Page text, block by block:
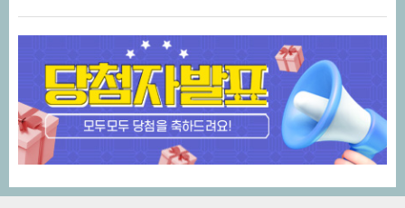
신승훈 - 날 울리지 마
김동률 - 너의 바다에 머무네
어반자카파 - Beautiful Day